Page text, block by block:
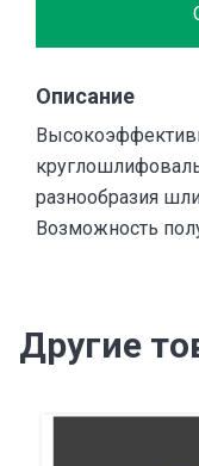
Описание
разнообразия
Возможность
Другие